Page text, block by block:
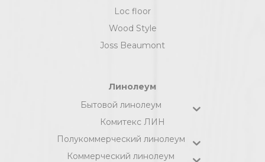
Loc floor
Wood Style
Joss Beaumont
Линолеум
Бытовой линолеум
Комитекс ЛИН
Полукоммерческий линолеум
Коммерческий линолеум